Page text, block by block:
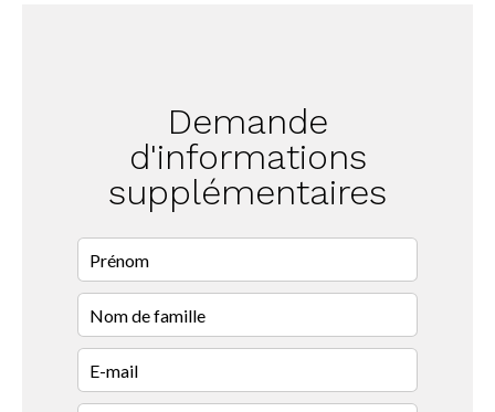
Demande
d'informations
supplémentaires